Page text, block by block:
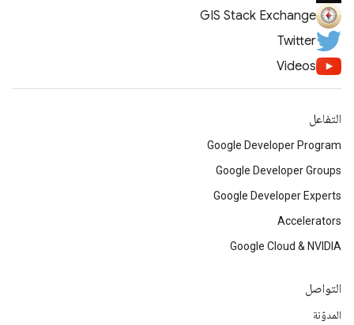
GIS Stack Exchange
Twitter
Videos
التفاعل
Google Developer Program
Google Developer Groups
Google Developer Experts
Accelerators
Google Cloud & NVIDIA
التواصل
المدوّنة